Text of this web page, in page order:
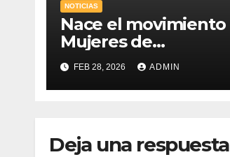
NOTICIAS
Nace el movimiento
Mujeres de
influencia
FEB 28, 2026 ADMIN
Deja una respuesta